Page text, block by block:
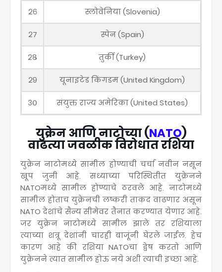
२६ स्लोवेनिया (Slovenia)
२७ स्पेन (Spain)
२८ तुर्की (Turkey)
२९ यूनाइटेड किंगडम (United Kingdom)
३० संयुक्त राज्य अमेरिका (United States)
युक्रेन आणि नाटोच्या (NATO)
वाढत्या जवळीक विरोधात रशिया
युक्रेन नाटोमध्ये सामील होण्याची चर्चा नवीन नसून
खूप जुनी आहे. सध्याच्या परिस्थितीत युक्रेनने
NATOमध्ये सामील होण्याचे ठरवले आहे. नाटोमध्ये
सामील होताच युक्रेनची लष्करी ताकद वाढणार असून
NATO देशांचे सैन्य सीमेवर तैनात करण्यात येणार आहे.
जर युक्रेन नाटोमध्ये सामील झाले तर रशियाला
त्याच्या शत्रू देशांनी चारही बाजूंनी घेरले जाईल. हेच
कारण आहे की रशिया NATOचा द्वेष करतो आणि
युक्रेनने त्यात सामील होऊ नये अशी त्याची इच्छा आहे.